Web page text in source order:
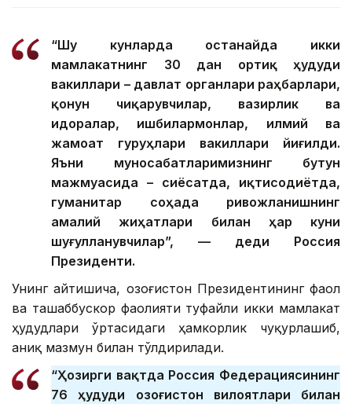
“Шу кунларда Қостанайда икки
мамлакатнинг 30 дан ортиқ ҳудуди
вакиллари – давлат органлари раҳбарлари,
қонун чиқарувчилар, вазирлик ва
идоралар, ишбилармонлар, илмий ва
жамоат гуруҳлари вакиллари йиғилди.
Яъни муносабатларимизнинг бутун
мажмуасида – сиёсатда, иқтисодиётда,
гуманитар соҳада ривожланишнинг
амалий жиҳатлари билан ҳар куни
шуғулланувчилар”, — деди Россия
Президенти.
Унинг айтишича, Қозоғистон Президентининг фаол
ва ташаббускор фаолияти туфайли икки мамлакат
ҳудудлари ўртасидаги ҳамкорлик чуқурлашиб,
аниқ мазмун билан тўлдирилади.
“Ҳозирги вақтда Россия Федерациясининг
76 ҳудуди Қозоғистон вилоятлари билан